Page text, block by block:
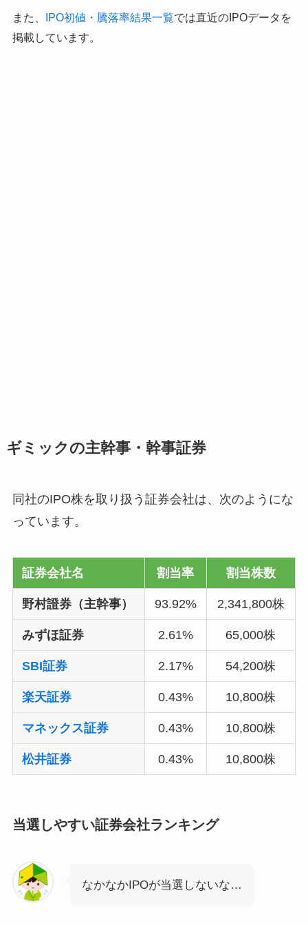
また、 IPO初値・騰落率結果一覧では直近のIPOデータを
掲載しています。
ギミックの主幹事・幹事証券
同社のIPO株を取り扱う証券会社は、次のようにな
っています。
証券会社名 割当率 割当株数
野村證券（主幹事） 93.92% 2,341,800株
みずほ証券 2.61% 65,000株
SBI証券 2.17% 54,200株
楽天証券 0.43% 10,800株
マネックス証券 0.43% 10,800株
松井証券 0.43% 10,800株
当選しやすい証券会社ランキング
なかなかIPOが当選しないな…